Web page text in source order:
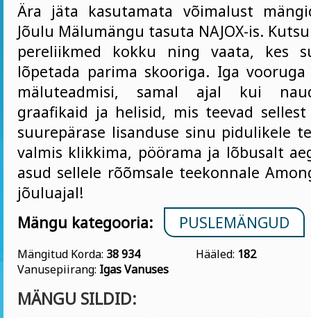
Ära jäta kasutamata võimalust
Jõulu Mälumängu tasuta NAJOX-is.
pereliikmed kokku ning vaata, kes
lõpetada parima skooriga. Iga
mäluteadmisi, samal ajal kui
graafikaid ja helisid, mis teevad sellest
suurepärase lisanduse sinu pidulikele
valmis klikkima, pöörama ja lõbusalt
asud sellele rõõmsale teekonnale
jõuluajal!
Mängu kategooria:
PUSLEMÄNGUD
Mängitud Korda: 38 934 Hääled: 182
Vanusepiirang: Igas Vanuses
MÄNGU SILDID: